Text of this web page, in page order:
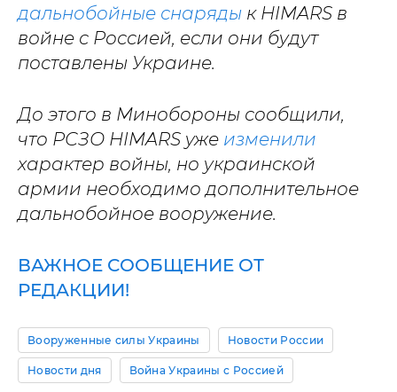
дальнобойные снаряды к HIMARS в
войне с Россией, если они будут
поставлены Украине.
До этого в Минобороны сообщили,
что РСЗО HIMARS уже изменили
характер войны, но украинской
армии необходимо дополнительное
дальнобойное вооружение.
ВАЖНОЕ СООБЩЕНИЕ ОТ
РЕДАКЦИИ!
Вооруженные силы Украины Новости России
Новости дня Война Украины с Россией